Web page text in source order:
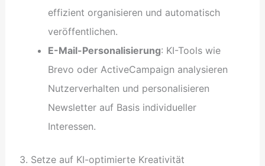
effizient organisieren und automatisch
veröffentlichen.
E-Mail-Personalisierung: KI-Tools wie
Brevo oder ActiveCampaign analysieren
Nutzerverhalten und personalisieren
Newsletter auf Basis individueller
Interessen.
3. Setze auf KI-optimierte Kreativität